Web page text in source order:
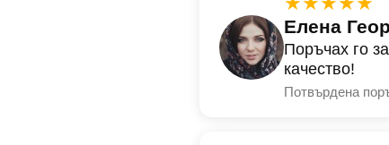
Елена
Поръчах го
качество!
Потвърдена